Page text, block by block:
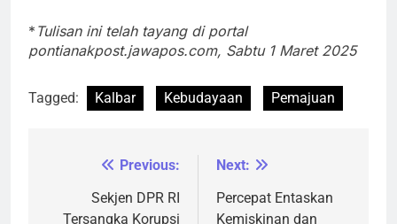
* Tulisan ini telah tayang di portal
pontianakpost.jawapos.com, Sabtu 1 Maret 2025
Tagged: Kalbar Kebudayaan Pemajuan
NavigasiPrevious:
Sekjen DPR RI
Tersangka Korupsi
Next:
Percepat Entaskan
Kemiskinan dan